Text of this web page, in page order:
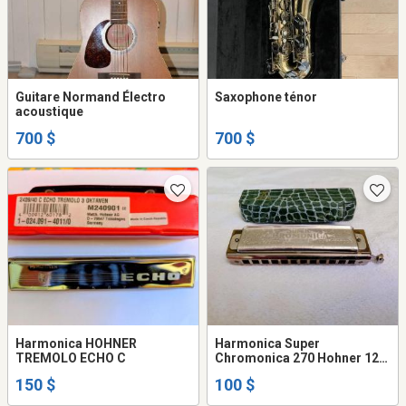
Guitare Normand Électro
acoustique
700 $
Saxophone ténor
700 $
Harmonica HOHNER
TREMOLO ECHO C
150 $
Harmonica Super
Chromonica 270 Hohner 12
100 $